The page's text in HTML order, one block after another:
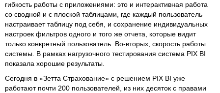
гибкость работы с приложениями: это и интерактивная работа
со сводной и с плоской таблицами, где каждый пользователь
настраивает таблицу под себя, и сохранение индивидуальных
настроек фильтров одного и того же отчета, которые видит
только конкретный пользователь. Во-вторых, скорость работы
системы. В рамках нагрузочного тестирования система PIX BI
показала хорошие результаты.
Сегодня в «Зетта Страхование» с решением PIX BI уже
работают почти 200 пользователей, из них десяток с правами